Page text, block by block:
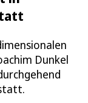
Dunkel